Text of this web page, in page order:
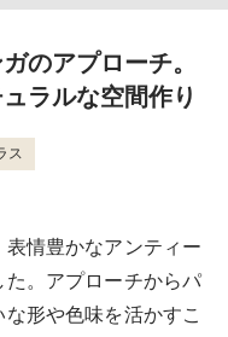
のアプローチ。
ラルな空間作り
ス
情豊かなアンティー
。アプローチからパ
形や色味を活かすこ